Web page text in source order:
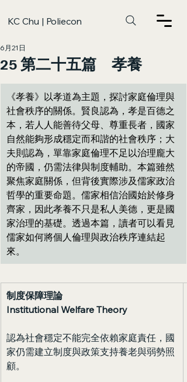
KC Chu | Poliecon
25 第二十五篇 孝養
6月21日
《孝養》以孝道為主題，探討家庭倫理與
社會秩序的關係。賢良認為，孝是百德之
本，若人人能善待父母、尊重長者，國家
自然能夠形成穩定而和諧的社會秩序；大
夫則認為，單靠家庭倫理不足以治理龐大
的帝國，仍需法律與制度輔助。本篇雖然
聚焦家庭關係，但背後實際涉及儒家政治
哲學的重要命題。儒家相信治國始於修身
齊家，因此孝養不只是私人美德，更是國
家治理的基礎。透過本篇，讀者可以看見
儒家如何將個人倫理與政治秩序連結起
來。
制度保障理論
Institutional Welfare Theory
認為社會穩定不能完全依賴家庭責任，國
家仍需建立制度與政策支持養老與弱勢照
顧。